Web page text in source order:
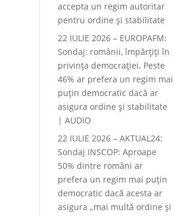
accepta un regim autoritar
pentru ordine și stabilitate
22 IULIE 2026 – EUROPAFM:
Sondaj: românii, împărțiți în
privința democrației. Peste
46% ar prefera un regim mai
puțin democratic dacă ar
asigura ordine și stabilitate
| AUDIO
22 IULIE 2026 – AKTUAL24:
Sondaj INSCOP: Aproape
50% dintre români ar
prefera un regim mai puțin
democratic dacă acesta ar
asigura „mai multă ordine și